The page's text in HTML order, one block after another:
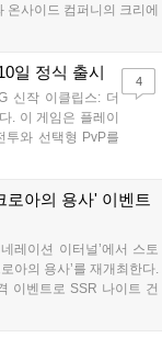
온사이드 컴퍼니의 크리에
를 공동 기획한다. 또한
며 e스포츠 생태계 확장에
일 정식 출시
신작 이클립스: 더
. 이 게임은 플레이
투와 선택형 PvP를
켓에서 사전등록을
셜 쿠폰과 한정 스
자들의 기대를 모
4
로아의 용사' 이벤트
레이션 이터널’에서 스토
아의 용사’를 재개최한다.
이벤트로 SSR 나이트 건
이아 3,000개를 지급하며,